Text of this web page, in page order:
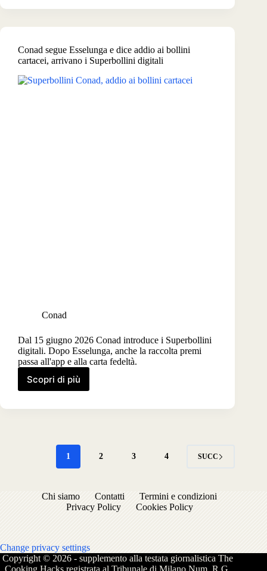
Conad
al
la
nuova
raccolta
Superbollini
Conad segue Esselunga e dice addio ai bollini
cartacei, arrivano i Superbollini digitali
Conad
Dal 15 giugno 2026 Conad introduce i Superbollini
digitali. Dopo Esselunga, anche la raccolta premi
passa all'app e alla carta fedeltà.
Scopri di più
Conad
Esselunga
i
Superbollini
1 2 3 4 SUCC
Chi siamo Contatti
Termini e condizioni
Privacy Policy
Cookies Policy
Change privacy settings
Copyright © 2026 - supplemento alla testata giornalistica The
Cooking Hacks registrata al Tribunale di Milano Num. R.G.